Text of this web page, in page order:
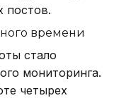
постов.
времени
стало
мониторинга.
четырех